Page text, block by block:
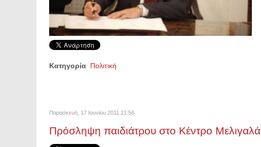
Κατηγορία Πολιτική
Παρασκευή, 17 Ιουνίου 2011 21:56
Πρόσληψη παιδιάτρου στο Κέντρο Μελιγαλά